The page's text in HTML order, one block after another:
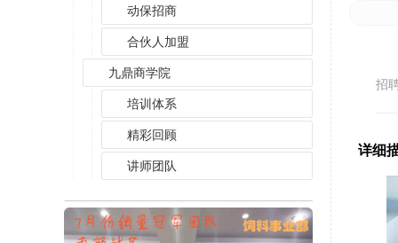
动保招商
合伙人加盟
九鼎商学院
培训体系
精彩回顾
讲师团队
招
详细